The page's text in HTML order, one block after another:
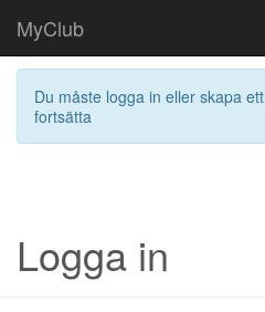
MyClub
Du måste logga in eller skapa
fortsätta
Logga in